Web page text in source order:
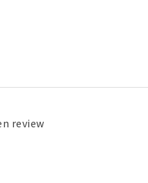
review